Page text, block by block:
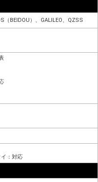
（BEIDOU）、GALILEO、QZSS
：対応